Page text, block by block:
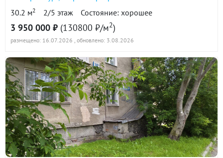
30.2 м2 2/5 этаж Состояние: хорошее
3 950 000 ₽ (130800 ₽/м2)
размещено: 16.07.2026 , обновлено: 3.08.2026